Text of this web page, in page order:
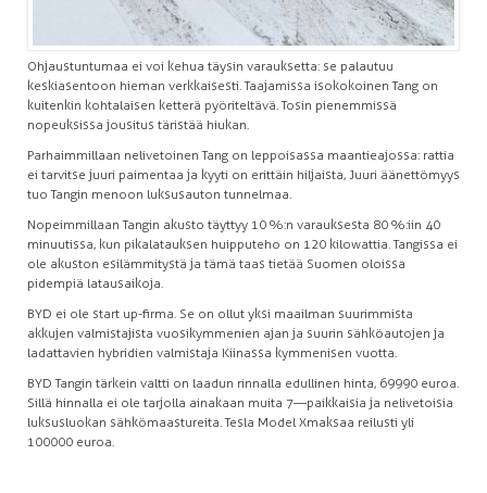
Ohjaustuntumaa ei voi kehua täysin varauksetta: se palautuu
keskiasentoon hieman verkkaisesti. Taajamissa isokokoinen Tang on
kuitenkin kohtalaisen ketterä pyöriteltävä. Tosin pienemmissä
nopeuksissa jousitus täristää hiukan.
Parhaimmillaan nelivetoinen Tang on leppoisassa maantieajossa: rattia
ei tarvitse juuri paimentaa ja kyyti on erittäin hiljaista, Juuri äänettömyys
tuo Tangin menoon luksusauton tunnelmaa.
Nopeimmillaan Tangin akusto täyttyy 10 %:n varauksesta 80 %:iin 40
minuutissa, kun pikalatauksen huipputeho on 120 kilowattia. Tangissa ei
ole akuston esilämmitystä ja tämä taas tietää Suomen oloissa
pidempiä latausaikoja.
BYD ei ole start up-firma. Se on ollut yksi maailman suurimmista
akkujen valmistajista vuosikymmenien ajan ja suurin sähköautojen ja
ladattavien hybridien valmistaja Kiinassa kymmenisen vuotta.
BYD Tangin tärkein valtti on laadun rinnalla edullinen hinta, 69 990 euroa.
Sillä hinnalla ei ole tarjolla ainakaan muita 7—paikkaisia ja nelivetoisia
luksusluokan sähkömaastureita. Tesla Model X maksaa reilusti yli
100 000 euroa.